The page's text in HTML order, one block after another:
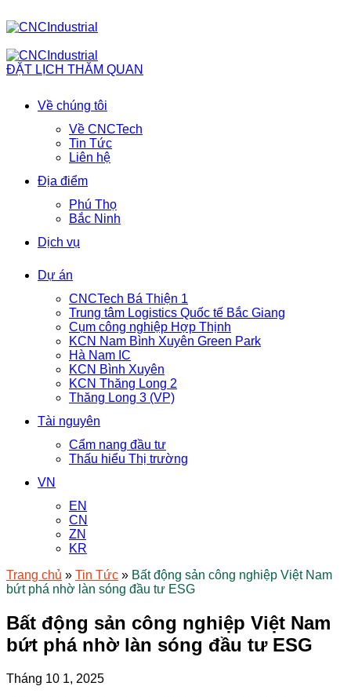
ĐẶT LỊCH THĂM QUAN
Về chúng tôi
Về CNCTech
Tin Tức
Liên hệ
Địa điểm
Phú Thọ
Bắc Ninh
Dịch vụ
Dự án
CNCTech Bá Thiện 1
Trung tâm Logistics Quốc tế Bắc Giang
Cụm công nghiệp Hợp Thịnh
KCN Nam Bình Xuyên Green Park
Hà Nam IC
KCN Bình Xuyên
KCN Thăng Long 2
Thăng Long 3 (VP)
Tài nguyên
Cẩm nang đầu tư
Thấu hiểu Thị trường
VN
EN
CN
ZN
KR
Trang chủ » Tin Tức » Bất động sản công nghiệp Việt Nam
bứt phá nhờ làn sóng đầu tư ESG
Bất động sản công nghiệp Việt Nam
bứt phá nhờ làn sóng đầu tư ESG
Tháng 10 1, 2025